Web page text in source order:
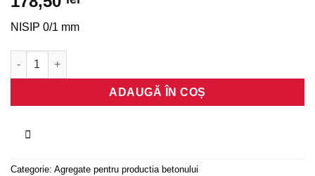
NISIP 0/1 mm
Cantitate NISIP 0/1 mm
ADAUGĂ ÎN COȘ
Categorie: Agregate pentru productia betonului